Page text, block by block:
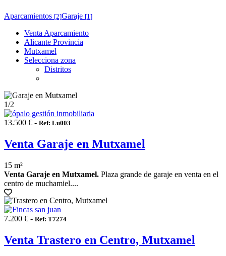
Aparcamientos [2]Garaje [1]
Venta Aparcamiento
Alicante Provincia
Mutxamel
Selecciona zona
Distritos
1/2
13.500 € - Ref: Lu003
Venta Garaje en Mutxamel
15 m²
Venta Garaje en Mutxamel. Plaza grande de garaje en venta en el
centro de muchamiel....
7.200 € - Ref: T7274
Venta Trastero en Centro, Mutxamel